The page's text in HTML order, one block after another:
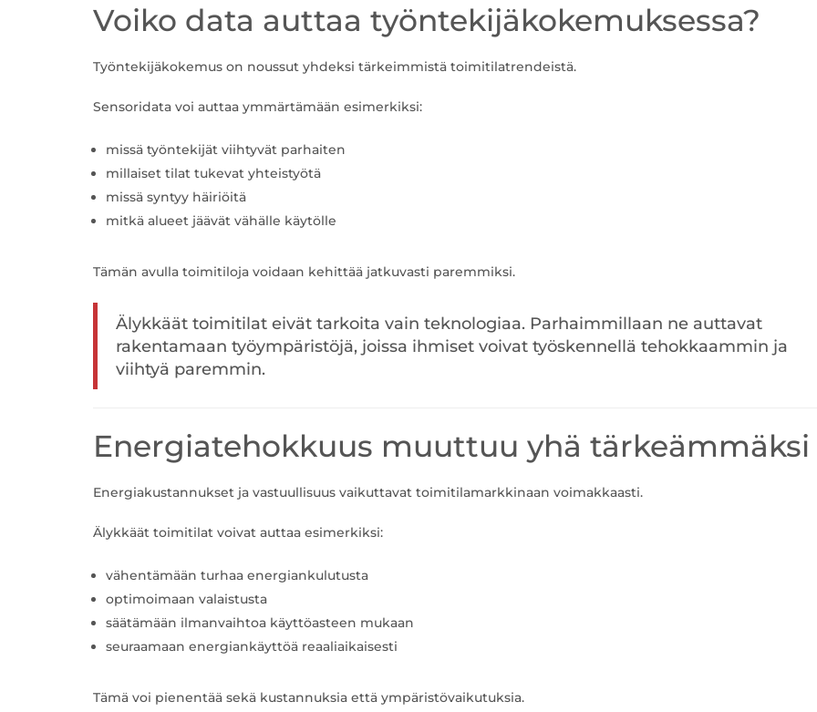
Voiko data auttaa työntekijäkokemuksessa?
Työntekijäkokemus on noussut yhdeksi tärkeimmistä toimitilatrendeistä.
Sensoridata voi auttaa ymmärtämään esimerkiksi:
missä työntekijät viihtyvät parhaiten
millaiset tilat tukevat yhteistyötä
missä syntyy häiriöitä
mitkä alueet jäävät vähälle käytölle
Tämän avulla toimitiloja voidaan kehittää jatkuvasti paremmiksi.
Älykkäät toimitilat eivät tarkoita vain teknologiaa. Parhaimmillaan ne auttavat
rakentamaan työympäristöjä, joissa ihmiset voivat työskennellä tehokkaammin ja
viihtyä paremmin.
Energiatehokkuus muuttuu yhä tärkeämmäksi
Energiakustannukset ja vastuullisuus vaikuttavat toimitilamarkkinaan voimakkaasti.
Älykkäät toimitilat voivat auttaa esimerkiksi:
vähentämään turhaa energiankulutusta
optimoimaan valaistusta
säätämään ilmanvaihtoa käyttöasteen mukaan
seuraamaan energiankäyttöä reaaliaikaisesti
Tämä voi pienentää sekä kustannuksia että ympäristövaikutuksia.